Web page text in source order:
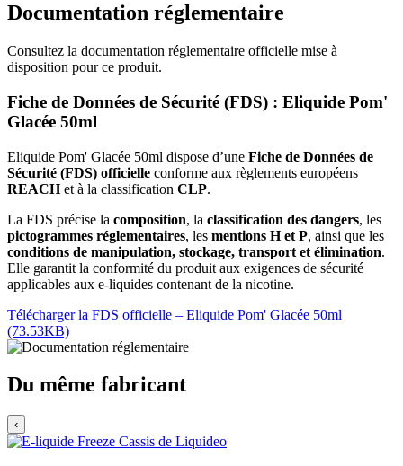
Documentation réglementaire
Consultez la documentation réglementaire officielle mise à
disposition pour ce produit.
Fiche de Données de Sécurité (FDS) : Eliquide Pom'
Glacée 50ml
Eliquide Pom' Glacée 50ml dispose d’une Fiche de Données de
Sécurité (FDS) officielle conforme aux règlements européens
REACHet à la classification CLP.
La FDS précise la composition, la classification des dangers, les
pictogrammes réglementaires, les mentions H et P, ainsi que les
conditions de manipulation, stockage, transport et élimination.
Elle garantit la conformité du produit aux exigences de sécurité
applicables aux e-liquides contenant de la nicotine.
Télécharger la FDS officielle – Eliquide Pom' Glacée 50ml
(73.53KB)
Du même fabricant
‹